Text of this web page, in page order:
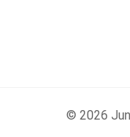
© 2026